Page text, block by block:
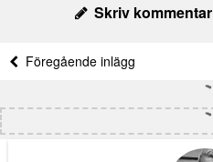
Skriv kommentar
Föregående inlägg